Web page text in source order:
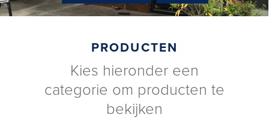
PRODUCTEN
Kies hieronder een
categorie om producten te
bekijken